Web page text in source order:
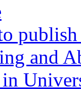
publish
and
in